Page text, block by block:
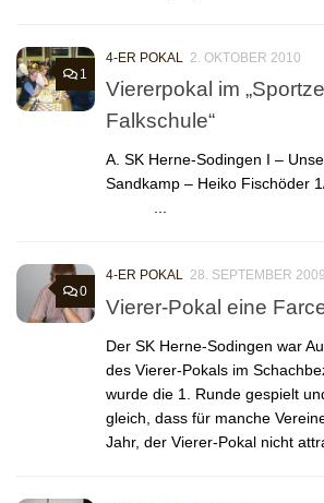
1
4-ER POKAL 2. OKTOBER 2010
Viererpokal im
Falkschule“
A. SK Herne-Sodingen I –
Sandkamp – Heiko
...
0
4-ER POKAL 28. SEPTEMBER 2009
Vierer-Pokal eine
Der SK Herne-Sodingen war
des Vierer-Pokals im
wurde die 1. Runde gespielt
gleich, dass für manche
Jahr, der Vierer-Pokal nicht